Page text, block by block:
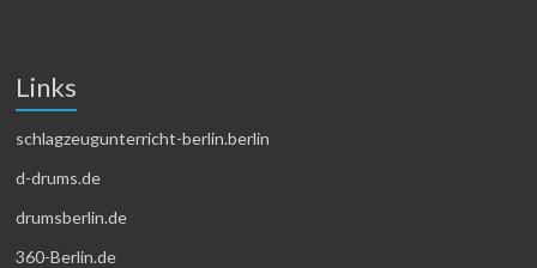
Links
schlagzeugunterricht-berlin.berlin
d-drums.de
drumsberlin.de
360-Berlin.de